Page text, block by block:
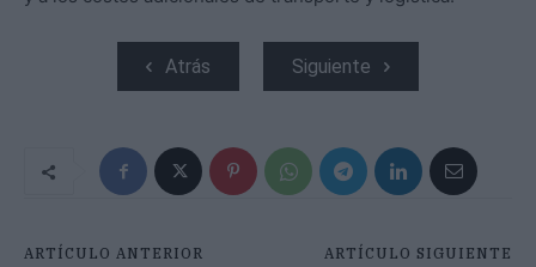
Atrás Siguiente
ARTÍCULO ANTERIOR ARTÍCULO SIGUIENTE